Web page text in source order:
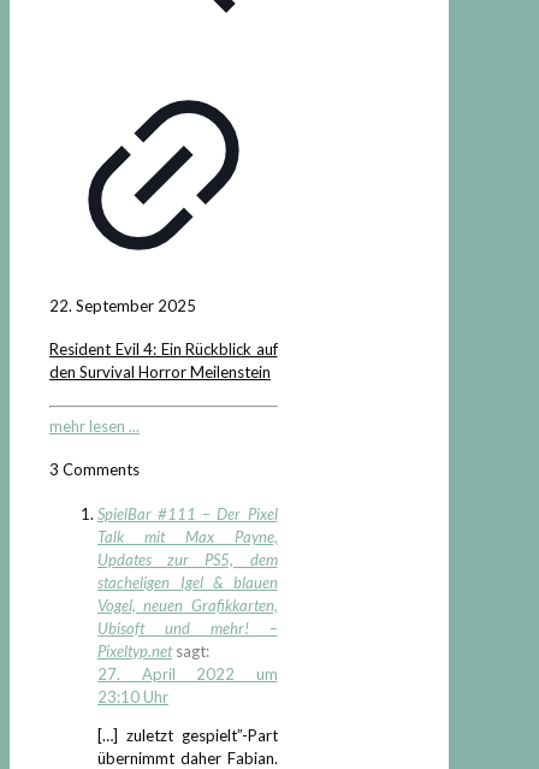
22. September 2025
Resident Evil 4: Ein Rückblick auf
den Survival Horror Meilenstein
mehr lesen ...
3 Comments
SpielBar #111 – Der Pixel
Talk mit Max Payne,
Updates zur PS5, dem
stacheligen Igel & blauen
Vogel, neuen Grafikkarten,
Ubisoft und mehr! –
Pixeltyp.net sagt:
27. April 2022 um
23:10 Uhr
[…] zuletzt gespielt”-Part
übernimmt daher Fabian.